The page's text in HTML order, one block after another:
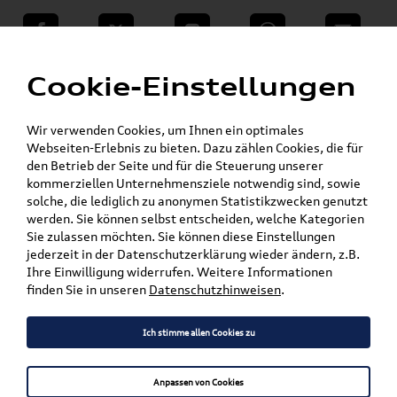
teilen Twitter Instagram WhatsApp E-Mail
VW Shop - VW Originalteile und Zubehör »
» Audi Original Zubehör »
Komfort & Schutz Gepäckraumeinlagen
» A4 / S4 / RS4
Mein Kundenkonto Warenkorb
Artikel für ihr Modell
Marke wählen
Cookie-Einstellungen
Wir verwenden Cookies, um Ihnen ein optimales
Webseiten-Erlebnis zu bieten. Dazu zählen Cookies, die für
den Betrieb der Seite und für die Steuerung unserer
kommerziellen Unternehmensziele notwendig sind, sowie
solche, die lediglich zu anonymen Statistikzwecken genutzt
werden. Sie können selbst entscheiden, welche Kategorien
Sie zulassen möchten. Sie können diese Einstellungen
jederzeit in der Datenschutzerklärung wieder ändern, z.B.
Ihre Einwilligung widerrufen. Weitere Informationen
finden Sie in unseren Datenschutzhinweisen.
Ich stimme allen Cookies zu
Anpassen von Cookies